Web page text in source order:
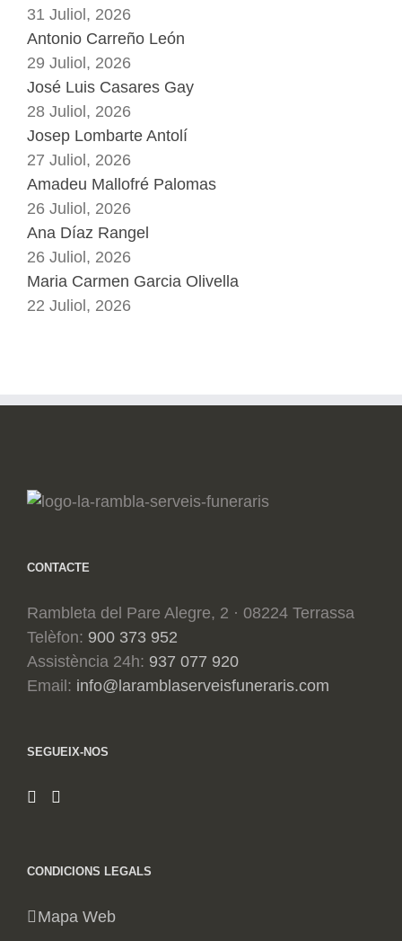
31 Juliol, 2026
Antonio Carreño León
29 Juliol, 2026
José Luis Casares Gay
28 Juliol, 2026
Josep Lombarte Antolí
27 Juliol, 2026
Amadeu Mallofré Palomas
26 Juliol, 2026
Ana Díaz Rangel
26 Juliol, 2026
Maria Carmen Garcia Olivella
22 Juliol, 2026
CONTACTE
Rambleta del Pare Alegre, 2 · 08224 Terrassa
Telèfon: 900 373 952
Assistència 24h: 937 077 920
Email: info@laramblaserveisfuneraris.com
SEGUEIX-NOS
CONDICIONS LEGALS
Mapa Web